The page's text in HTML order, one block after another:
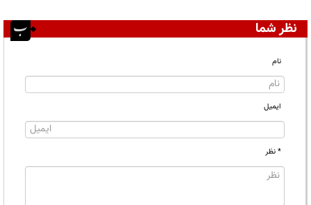
نظر شما
نام
ایمیل
* نظر